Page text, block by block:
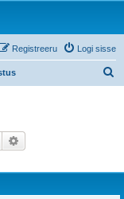
Logi sisse
Registreeru
Otsi